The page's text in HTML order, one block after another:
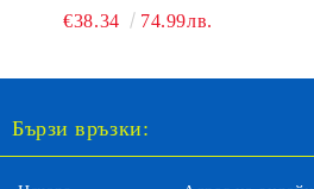
BABY TIPI
€38.34 74.99лв.
Бързи връзки: